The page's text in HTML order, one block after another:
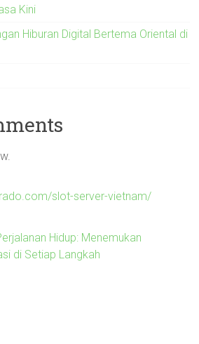
Kini
Hiburan Digital Bertema Oriental di
slot-server-vietnam/
Hidup: Menemukan
di Setiap Langkah